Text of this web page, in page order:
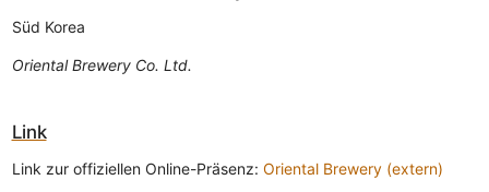
Süd Korea
Oriental Brewery Co. Ltd.
Link
Link zur offiziellen Online-Präsenz: Oriental Brewery (extern)